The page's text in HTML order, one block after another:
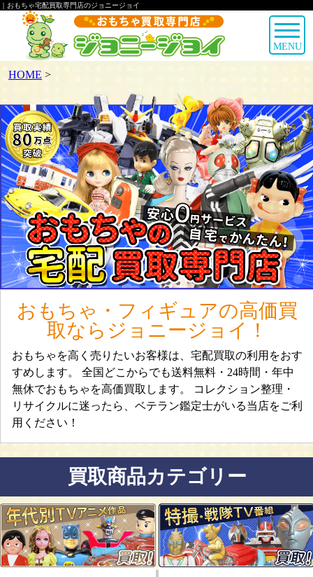
｜おもちゃ宅配買取専門店のジョニージョイ
MENU
HOME >
おもちゃ・フィギュアの高価買
取ならジョニージョイ！
おもちゃを高く売りたいお客様は、宅配買取の利用をおす
すめします。 全国どこからでも送料無料・24時間・年中
無休でおもちゃを高価買取します。 コレクション整理・
リサイクルに迷ったら、ベテラン鑑定士がいる当店をご利
用ください！
買取商品カテゴリー